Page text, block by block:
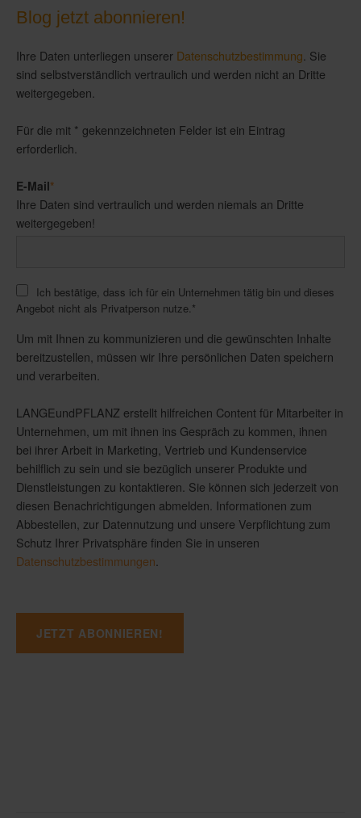
Blog jetzt abonnieren!
Ihre Daten unterliegen unserer Datenschutzbestimmung . Sie
sind selbstverständlich vertraulich und werden nicht an Dritte
weitergegeben.
Für die mit * gekennzeichneten Felder ist ein Eintrag
erforderlich.
E-Mail*
Ihre Daten sind vertraulich und werden niemals an Dritte
weitergegeben!
Ich bestätige, dass ich für ein Unternehmen tätig bin und dieses
Angebot nicht als Privatperson nutze.*
Um mit Ihnen zu kommunizieren und die gewünschten Inhalte
bereitzustellen, müssen wir Ihre persönlichen Daten speichern
und verarbeiten.
LANGEundPFLANZ erstellt hilfreichen Content für Mitarbeiter in
Unternehmen, um mit ihnen ins Gespräch zu kommen, ihnen
bei ihrer Arbeit in Marketing, Vertrieb und Kundenservice
behilflich zu sein und sie bezüglich unserer Produkte und
Dienstleistungen zu kontaktieren. Sie können sich jederzeit von
diesen Benachrichtigungen abmelden. Informationen zum
Abbestellen, zur Datennutzung und unsere Verpflichtung zum
Schutz Ihrer Privatsphäre finden Sie in unseren
Datenschutzbestimmungen